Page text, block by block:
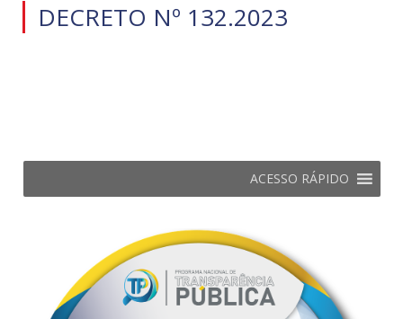
DECRETO Nº 132.2023
ACESSO RÁPIDO